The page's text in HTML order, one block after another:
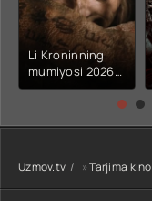
Li Kroninning
mumiyosi 2026
(uzbek tilida
kino) tarjima HD
Uzmov.tv »Tarjima kino